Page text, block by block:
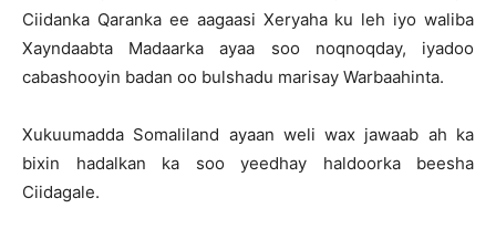
Ciidanka Qaranka ee aagaasi Xeryaha ku leh iyo waliba
Xayndaabta Madaarka ayaa soo noqnoqday, iyadoo
cabashooyin badan oo bulshadu marisay Warbaahinta.
Xukuumadda Somaliland ayaan weli wax jawaab ah ka
bixin hadalkan ka soo yeedhay haldoorka beesha
Ciidagale.